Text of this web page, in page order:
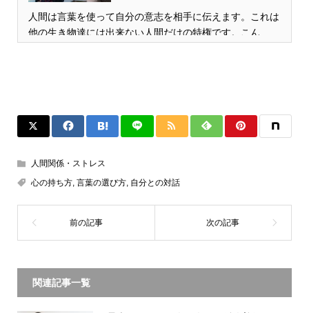
人間は言葉を使って自分の意志を相手に伝えます。これは
他の生き物達には出来ない人間だけの特権です。こん…
人間関係・ストレス
心の持ち方, 言葉の選び方, 自分との対話
関連記事一覧